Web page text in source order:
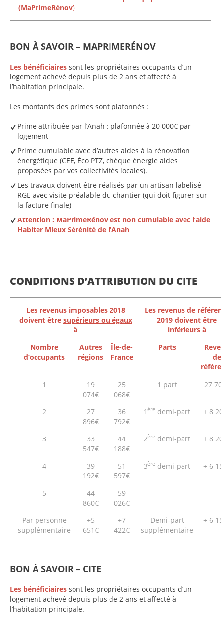
(MaPrimeRénov)
BON À SAVOIR – MAPRIMERÉNOV
Les bénéficiaires sont les propriétaires occupants d’un
logement achevé depuis plus de 2 ans et affecté à
l’habitation principale.
Les montants des primes sont plafonnés :
Prime attribuée par l’Anah : plafonnée à 20 000€ par
logement
Prime cumulable avec d’autres aides à la rénovation
énergétique (CEE, Éco PTZ, chèque énergie aides
proposées par vos collectivités locales).
Les travaux doivent être réalisés par un artisan labelisé
RGE avec visite préalable du chantier (qui doit figurer sur
la facture finale)
Attention : MaPrimeRénov est non cumulable avec l’aide
Habiter Mieux Sérénité de l’Anah
CONDITIONS D’ATTRIBUTION DU CITE
Les revenus imposables 2018
doivent être supérieurs ou égaux
à
Les revenus de
2019 doivent être
inférieursà
Nombre
d’occupants
Autres
régions
Île-de-
France
Parts
de
1
19
074€
25
068€
1 part 27
2
27
896€
36
792€
1 ère demi-part + 8
3
33
547€
44
188€
2ère demi-part + 8
4
39
192€
51
597€
3ère demi-part + 6
5
44
860€
59
026€
Par personne
supplémentaire
+5
651€
+7
422€
Demi-part
supplémentaire
+ 6
BON À SAVOIR – CITE
Les bénéficiaires sont les propriétaires occupants d’un
logement achevé depuis plus de 2 ans et affecté à
l’habitation principale.